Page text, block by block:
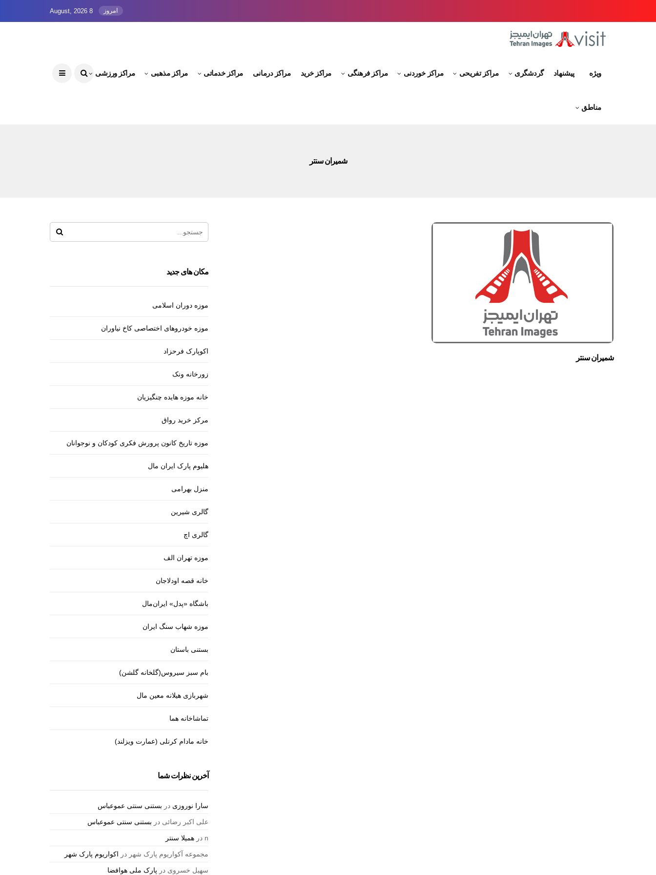
امروز 8 August, 2026
ویژه پیشنهاد گردشگری مراکز تفریحی مراکز خوردنی مراکز فرهنگی مراکز خرید مراکز درمانی مراکز خدماتی مراکز مذهبی مراکز ورزشی
مناطق
شمیران سنتر
شمیران سنتر
مکان های جدید
موزه دوران اسلامی
موزه خودروهای اختصاصی کاخ نیاوران
اکوپارک فرحزاد
زورخانه ونک
خانه موزه هایده چنگیزیان
مرکز خرید رواق
موزه تاریخ کانون پرورش فکری کودکان و نوجوانان
هلیوم پارک ایران مال
منزل بهرامی
گالری شیرین
گالری اچ
موزه تهران الف
خانه قصه اودلاجان
باشگاه «پدل» ایران‌مال
موزه شهاب سنگ ایران
بستنی باستان
بام سبز سیروس(گلخانه گلشن)
شهربازی هیلانه معین مال
تماشاخانه هما
خانه مادام کرنلی (عمارت ویزلند)
آخرین نظرات شما
سارا نوروزی در بستنی سنتی عموعباس
علی اکبر رضائی در بستنی سنتی عموعباس
n درهمیلا سنتر
مجموعه آکواریوم پارک شهر در اکواریوم پارک شهر
سهیل خسروی در پارک ملی هوافضا